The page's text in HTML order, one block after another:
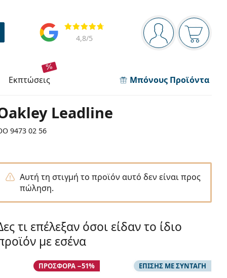
Πίνακας πλοήγησης
Είστε
Το
Αξιολογήσεις
4,8/5
εκπτώσεις Μπόνους Προϊόντα
Leadline
9473 02 56
Αυτή τη στιγμή το προϊόν αυτό δεν είναι προς
πώληση.
τι επέλεξαν όσοι είδαν το ίδιο
με εσένα
ΠΡΟΣΦΟΡΆ −51% ΕΠΊΣΗΣ ΜΕ ΣΥΝΤΑΓΉ